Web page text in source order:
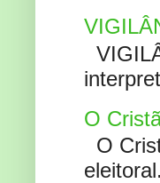
O
O